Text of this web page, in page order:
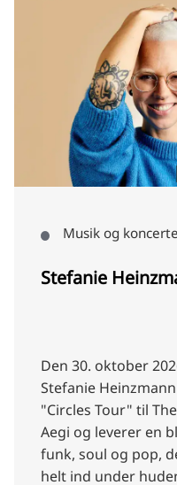
Musik og
Stefanie
Den 30. oktober
Stefanie
"Circles Tour" til
Aegi og leverer en
funk, soul og pop,
helt ind under